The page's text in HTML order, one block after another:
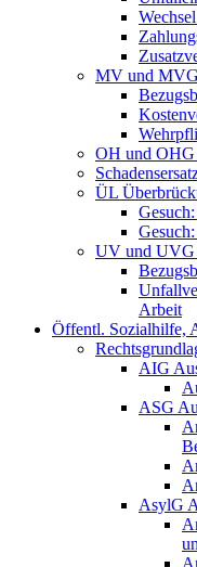
MV und
OH und
ÜL
UV und UVG
Arbeit
Öffentl. Sozialhilfe,
AIG
ASG
AsylG